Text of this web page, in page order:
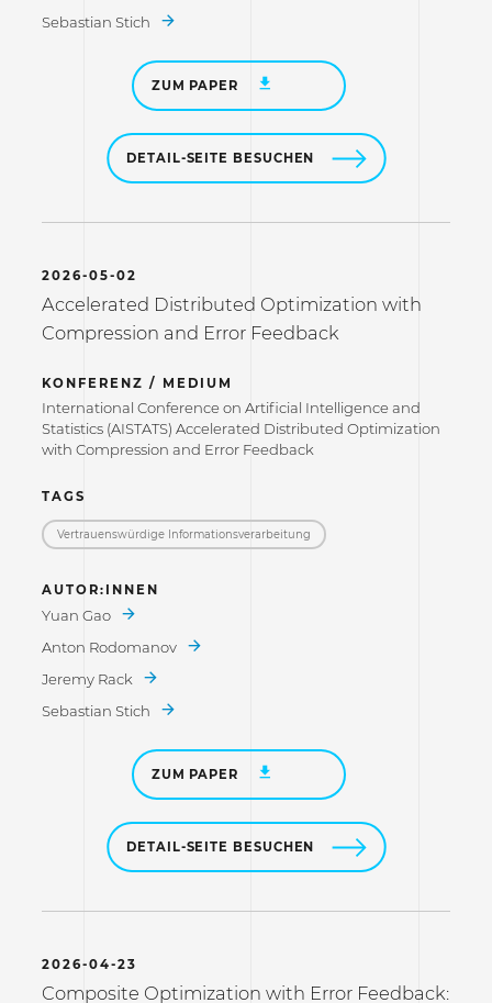
Sebastian Stich
ZUM PAPER
DETAIL-SEITE BESUCHEN
2026-05-02
Accelerated Distributed Optimization with
Compression and Error Feedback
KONFERENZ / MEDIUM
International Conference on Artificial Intelligence and
Statistics (AISTATS) Accelerated Distributed Optimization
with Compression and Error Feedback
TAGS
Vertrauenswürdige Informations­verarbeitung
AUTOR:INNEN
Yuan Gao
Anton Rodomanov
Jeremy Rack
Sebastian Stich
ZUM PAPER
DETAIL-SEITE BESUCHEN
2026-04-23
Composite Optimization with Error Feedback: